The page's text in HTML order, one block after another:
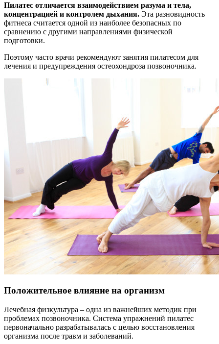
Пилатес отличается взаимодействием разума и тела,
концентрацией и контролем дыхания. Эта разновидность
фитнеса считается одной из наиболее безопасных по
сравнению с другими направлениями физической
подготовки.
Поэтому часто врачи рекомендуют занятия пилатесом для
лечения и предупреждения остеохондроза позвоночника.
Положительное влияние на организм
Лечебная физкультура – одна из важнейших методик при
проблемах позвоночника. Система упражнений пилатес
первоначально разрабатывалась с целью восстановления
организма после травм и заболеваний.